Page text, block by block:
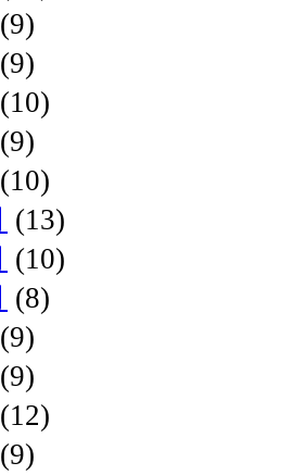
(9)
(9)
(10)
(9)
(10)
(13)
(10)
(8)
(9)
(9)
(12)
(9)